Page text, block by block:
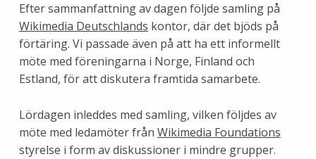
Efter sammanfattning av dagen följde samling på
Wikimedia Deutschlands kontor, där det bjöds på
förtäring. Vi passade även på att ha ett informellt
möte med föreningarna i Norge, Finland och
Estland, för att diskutera framtida samarbete.
Lördagen inleddes med samling, vilken följdes av
möte med ledamöter från Wikimedia Foundations
styrelse i form av diskussioner i mindre grupper.